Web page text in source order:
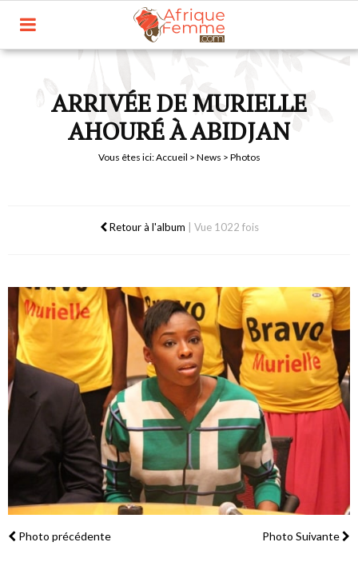
ARRIVÉE DE MURIELLE
AHOURÉ À ABIDJAN
Vous êtes ici:Accueil > News > Photos
Retour à l'album Vue 1022 fois
Photo précédente Photo Suivante